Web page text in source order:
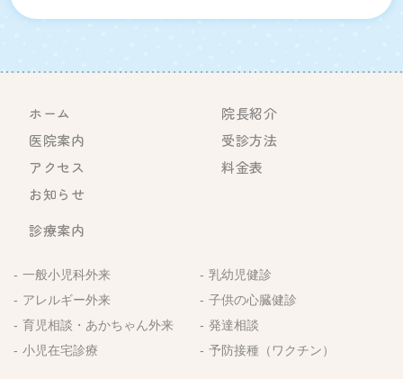
ホーム
院長紹介
医院案内
受診方法
アクセス
料金表
お知らせ
診療案内
一般小児科外来
乳幼児健診
アレルギー外来
子供の心臓健診
育児相談・あかちゃん外来
発達相談
小児在宅診療
予防接種（ワクチン）